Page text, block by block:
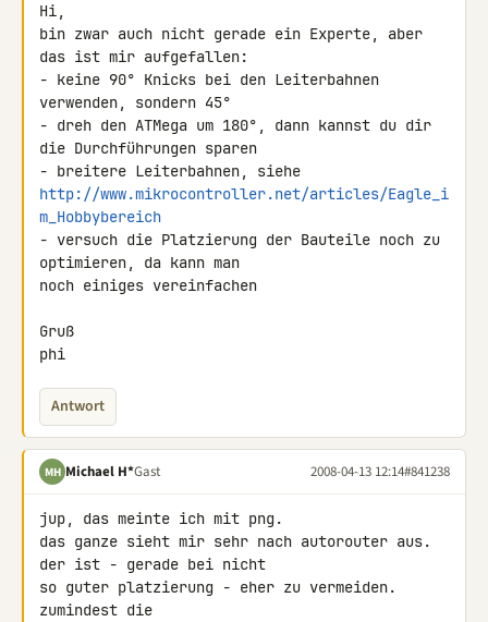
Hi,
bin zwar auch nicht gerade ein Experte, aber
das ist mir aufgefallen:
- keine 90° Knicks bei den Leiterbahnen
verwenden, sondern 45°
- dreh den ATMega um 180°, dann kannst du dir
die Durchführungen sparen
http://www.mikrocontroller.net/articles/Eagle_i
m_Hobbybereich
- versuch die Platzierung der Bauteile noch zu
optimieren, da kann man
noch einiges vereinfachen
Gruß
phi
Antwort
MH Michael H*Gast 2008-04-13 12:14#841238
jup, das meinte ich mit png.
das ganze sieht mir sehr nach autorouter aus.
der ist - gerade bei nicht
so guter platzierung - eher zu vermeiden.
zumindest die